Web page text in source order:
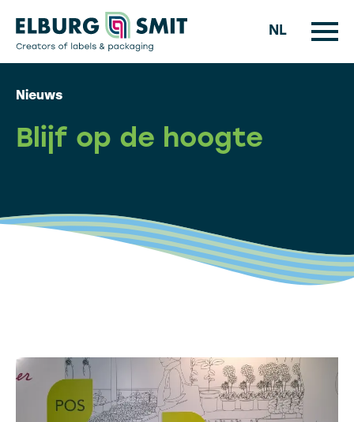
NL
Nieuws
Blijf op de hoogte